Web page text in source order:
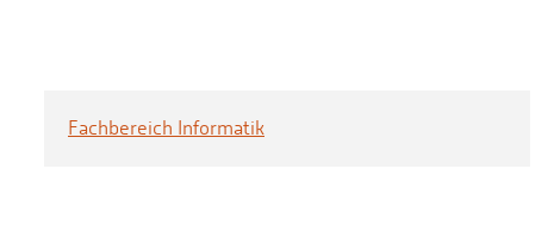
Fachbereich Informatik